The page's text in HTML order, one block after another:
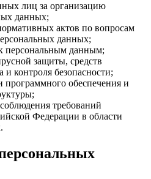
лиц за организацию
данных;
актов по вопросам
данных;
персональным данным;
защиты, средств
и контроля безопасности;
программного обеспечения и
требований
Федерации в области